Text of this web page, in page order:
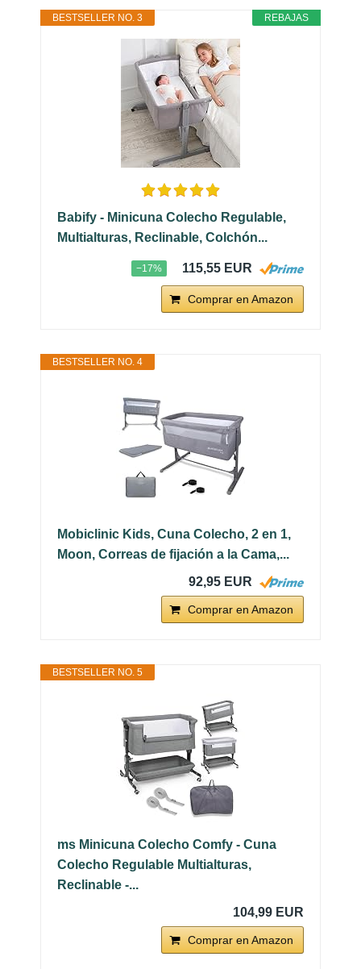
REBAJAS
BESTSELLER NO. 3
Babify - Minicuna Colecho Regulable,
Multialturas, Reclinable, Colchón...
−17% 115,55 EUR
Comprar en Amazon
BESTSELLER NO. 4
Mobiclinic Kids, Cuna Colecho, 2 en 1,
Moon, Correas de fijación a la Cama,...
92,95 EUR
Comprar en Amazon
BESTSELLER NO. 5
ms Minicuna Colecho Comfy - Cuna
Colecho Regulable Multialturas,
Reclinable -...
104,99 EUR
Comprar en Amazon